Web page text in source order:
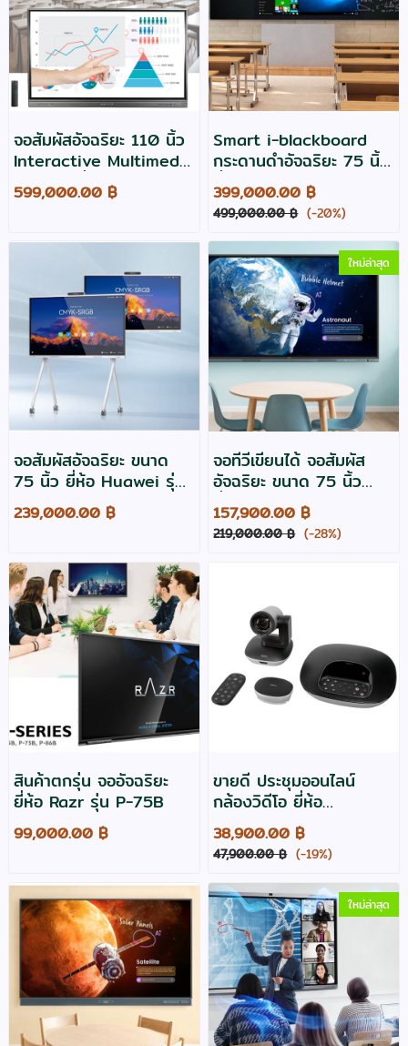
จอสัมผัสอัจฉริยะ 110 นิ้ว
Interactive Multimedia
Display ยี่ห้อ Vertex รุ่น
IL-31105 Pro
599,000.00 ฿
Smart i-blackboard
กระดานดำอัจฉริยะ 75 นิ้ว
ยี่ห้อ Razr รุ่น EB75
interactiveDisplay
Capacitive
399,000.00 ฿
499,000.00 ฿ (-20%)
จอสัมผัสอัจฉริยะ ขนาด
75 นิ้ว ยี่ห้อ Huawei รุ่น
Ideahub S3 -3y
239,000.00 ฿
ใหม่ล่าสุด
จอทีวีเขียนได้ จอสัมผัส
อัจฉริยะ ขนาด 75 นิ้ว
ยี่ห้อ เบนคิว รุ่น RM7505
157,900.00 ฿
219,000.00 ฿ (-28%)
สินค้าตกรุ่น จออัจฉริยะ
ยี่ห้อ Razr รุ่น P-75B
99,000.00 ฿
ขายดี ประชุมออนไลน์
กล้องวิดีโอ ยี่ห้อ
Logitech รุ่น GROUP
สำหรับห้องขนาดกลาง
38,900.00 ฿
47,900.00 ฿ (-19%)
ใหม่ล่าสุด